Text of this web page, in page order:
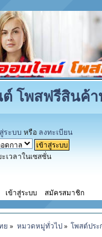
โพสฟรีสินค้า
ระบบ หรือ ลงทะเบียน
เวลาในเซสชั่น
เข้าสู่ระบบ สมัครสมาชิก
ย » หมวดหมู่ทั่วไป» โพสต์ประ